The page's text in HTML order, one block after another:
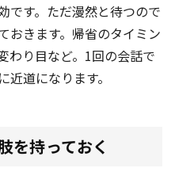
です。ただ漫然と待つので
おきます。帰省のタイミン
わり目など。1回の会話で
道になります。
を持っておく